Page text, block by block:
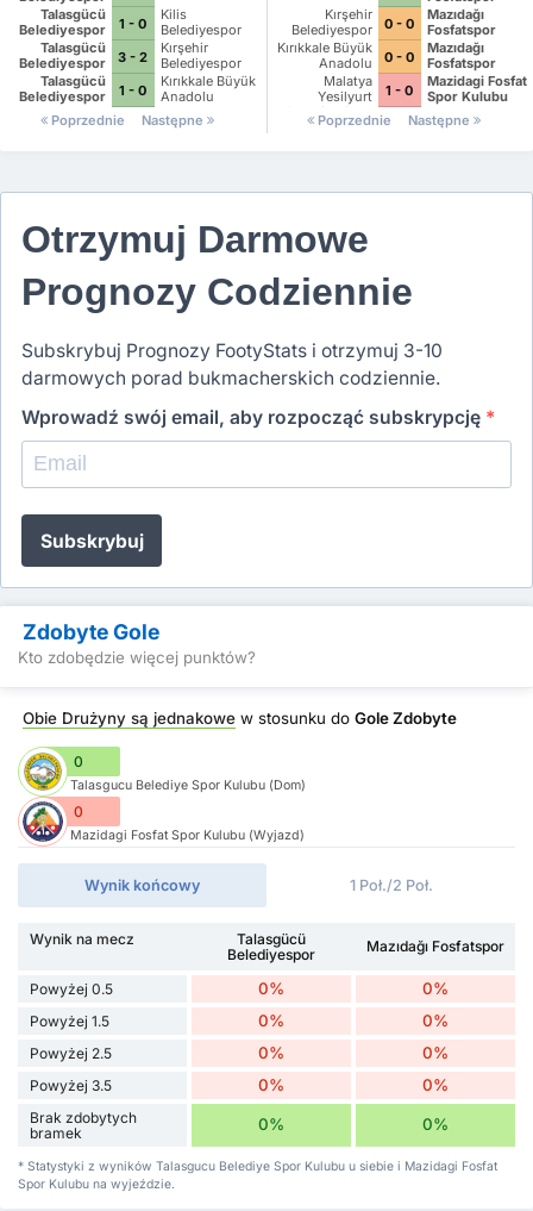
Talasgücü
Belediyespor
1 - 0
Kilis
Belediyespor
Talasgücü
Belediyespor
3 - 2
Kırşehir
Belediyespor
Talasgücü
Belediyespor
1 - 0
Kırıkkale Büyük
Anadolu
Poprzednie
Następne
Kırşehir
Belediyespor
0 - 0
Mazıdağı
Fosfatspor
Kırıkkale Büyük
Anadolu
0 - 0
Mazıdağı
Fosfatspor
Malatya
Yesilyurt
Belediye Spor
Kulubu
1 - 0
Mazidagi Fosfat
Spor Kulubu
Poprzednie
Następne
Otrzymuj Darmowe
Prognozy Codziennie
Subskrybuj Prognozy FootyStats i otrzymuj 3-10
darmowych porad bukmacherskich codziennie.
Wprowadź swój email, aby rozpocząć subskrypcję *
Subskrybuj
Zdobyte Gole
Kto zdobędzie więcej punktów?
Obie Drużyny są jednakowe w stosunku do Gole Zdobyte
0
Talasgucu Belediye Spor Kulubu (Dom)
0
Mazidagi Fosfat Spor Kulubu (Wyjazd)
Wynik końcowy 1 Poł./2 Poł.
Wynik na mecz
Talasgücü
Belediyespor
Mazıdağı Fosfatspor
Powyżej 0.5 0% 0%
Powyżej 1.5 0% 0%
Powyżej 2.5 0% 0%
Powyżej 3.5 0% 0%
Brak zdobytych
bramek
0% 0%
* Statystyki z wyników Talasgucu Belediye Spor Kulubu u siebie i Mazidagi Fosfat
Spor Kulubu na wyjeździe.